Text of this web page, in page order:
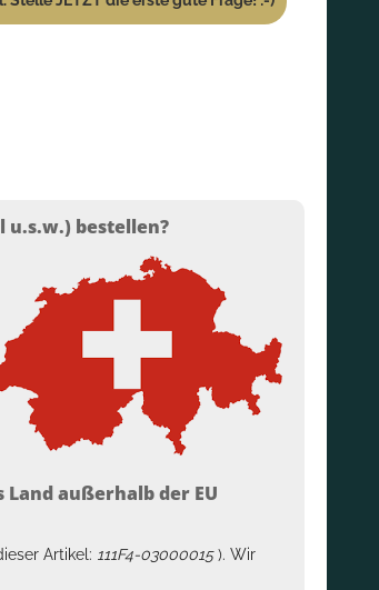
u.s.w.) bestellen?
außerhalb der EU
Artikel: 111F4-03000015). Wir